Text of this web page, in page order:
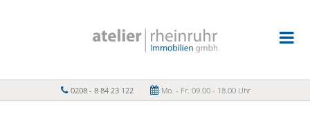
0208 - 8 84 23 122 Mo. - Fr. 09.00 - 18.00 Uhr